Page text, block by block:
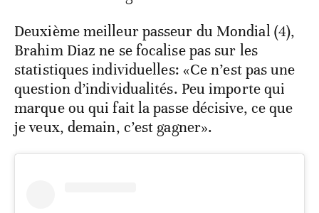
Deuxième meilleur passeur du Mondial (4),
Brahim Diaz ne se focalise pas sur les
statistiques individuelles: «Ce n’est pas une
question d’individualités. Peu importe qui
marque ou qui fait la passe décisive, ce que
je veux, demain, c’est gagner».